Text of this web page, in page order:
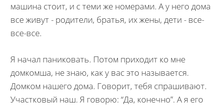
машина стоит, и с теми же номерами. А у него дома
все живут - родители, братья, их жены, дети - все-
все-все.
Я начал паниковать. Потом приходит ко мне
домкомша, не знаю, как у вас это называется.
Домком нашего дома. Говорит, тебя спрашивают.
Участковый наш. Я говорю: “Да, конечно”. А я его